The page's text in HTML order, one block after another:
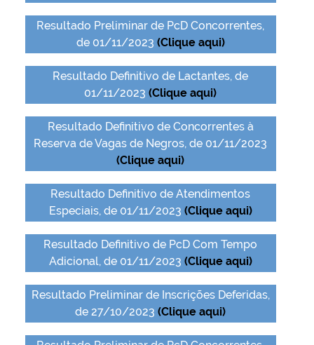
Resultado Preliminar de PcD Concorrentes,
de 01/11/2023 (Clique aqui)
Resultado Definitivo de Lactantes, de
01/11/2023(Clique aqui)
Resultado Definitivo de Concorrentes à
Reserva de Vagas de Negros, de 01/11/2023
(Clique aqui)
Resultado Definitivo de Atendimentos
Especiais, de 01/11/2023 (Clique aqui)
Resultado Definitivo de PcD Com Tempo
Adicional, de 01/11/2023 (Clique aqui)
Resultado Preliminar de Inscrições Deferidas,
de 27/10/2023(Clique aqui)